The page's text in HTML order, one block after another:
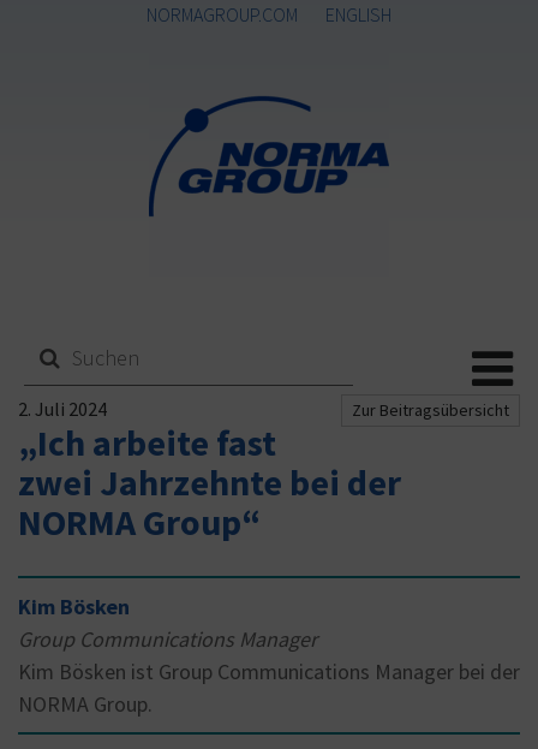
NORMAGROUP.COM ENGLISH
Zur Beitragsübersicht
2. Juli 2024
„Ich arbeite fast
zwei Jahrzehnte bei der
NORMA Group“
Kim Bösken
Group Communications Manager
Kim Bösken ist Group Communications Manager bei der
NORMA Group.